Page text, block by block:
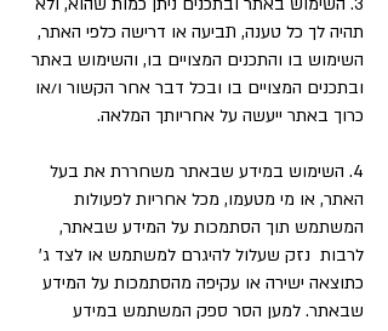
תהיה לך כל טענה, תביעה או דרישה כלפי האתר,
השימוש בו והתכנים המצויים בו, והשימוש באתר
ובתכנים המצויים בו ובכל דבר אחר הקשור ו/או
כרוך באתר ייעשה על אחריותך המלאה.
4. השימוש במידע שבאתר משחררת את בעל
האתר, או מי מטעמו, מכל אחריות לפעולות
המשתמש תוך הסתמכות על המידע שבאתר,
לרבות נזק שעלול להיגרם למשתמש או לצד ג'
כתוצאה ישירה או עקיפה מהסתמכות על המידע
שבאתר. למען הסר ספק המשתמש במידע